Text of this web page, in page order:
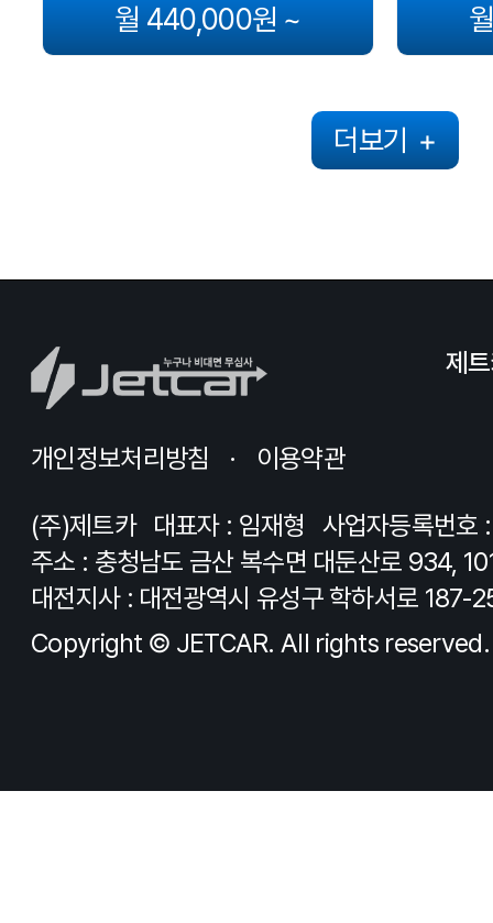
월 440,000원 ~
더보기 +
제
개인정보처리방침 이용약관
(주)제트카 대표자 : 임재형
사업자등록번
주소 : 충청남도 금산 복수면 대둔산로 934,
대전지사 : 대전광역시 유성구 학하서로 187-
Copyright © JETCAR. All rights reserved.